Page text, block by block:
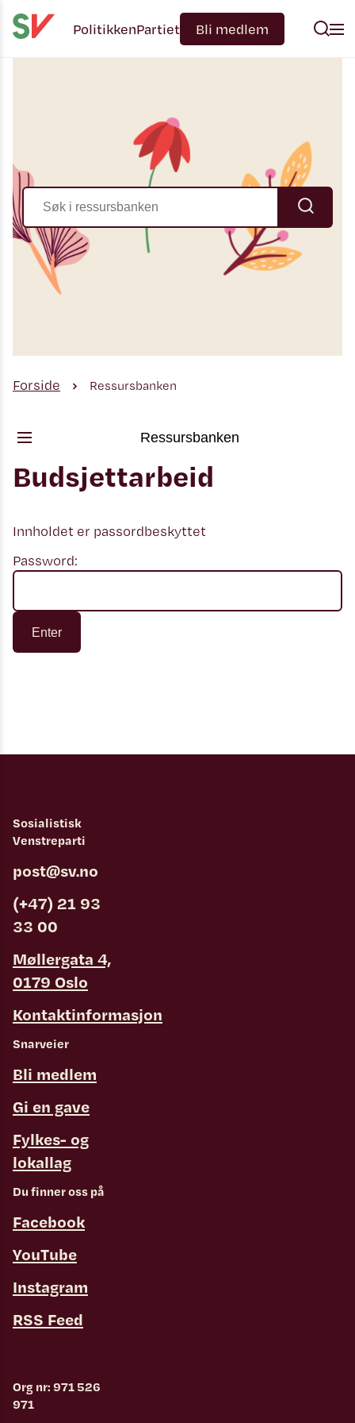
PolitikkenPartiet Bli medlem
Forside Ressursbanken
Ressursbanken
Budsjettarbeid
Innholdet er passordbeskyttet
Password:
Sosialistisk
Venstreparti
post@sv.no
(+47) 21 93
33 00
Møllergata 4,
0179 Oslo
Kontaktinformasjon
Snarveier
Bli medlem
Gi en gave
Fylkes- og
lokallag
Du finner oss på
Facebook
YouTube
Instagram
RSS Feed
Org nr: 971 526
971